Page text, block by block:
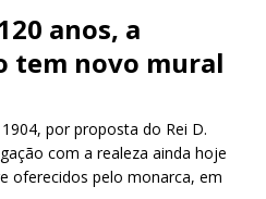
anos, a
tem novo mural
por proposta do Rei D.
com a realeza ainda hoje
oferecidos pelo monarca, em